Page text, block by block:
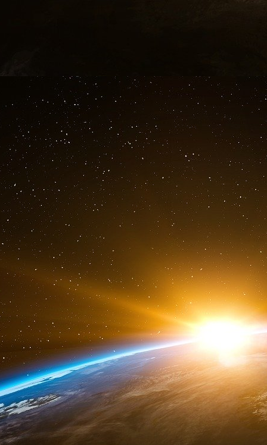
Un diplomate ami, membre de l’Université
médecin pédiatre, et sa mère, sa sœur et
campagne avec son jardin parcouru de
électeurs du Président. J’ai entendu dire de
menteur, mais je l’estime et sais qu’il est
Ceux qui m’ont parlé en sa présence sont
Il a fait ses études juridiques dans ma ville
dans mon estime. Je lui citais la phrase : «
croire les choses parce qu’on veut qu’elles
effet. » C’est un sujet de dissertation, tiré
connaissance de Dieu et de soi-même datant
pour notre chef élu, que le peuple lise le
de Clèves, mais mon hôte, qui me traite en
période ; c’est un honnête Persan qui rend
notre orateur sacré. Elle convient à la
différente de la mienne, qui avait un idéal,
t-il, au contact des nouveaux enrichis, ses
la naïveté que cela comporte : chacun a
nombreuses maisons de Téhéran ont,
et il est pessimiste à long terme, comme tout
Je pense que son inquiétude est justifiée. M.
président Carter, Zbigniew Brzeziński, qui
ayant dirigé la campagne du candidat
son intervention au repas de la New America
des mollahs, selon l’expression reçue, est le